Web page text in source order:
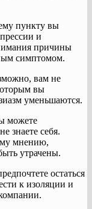
пункту вы
и
причины
симптомом.
вам не
вы
уменьшаются.
можете
знаете себя.
мнению,
утрачены.
остаться
к изоляции и